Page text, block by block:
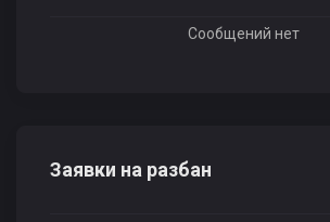
Сообщений нет
Заявки на разбан